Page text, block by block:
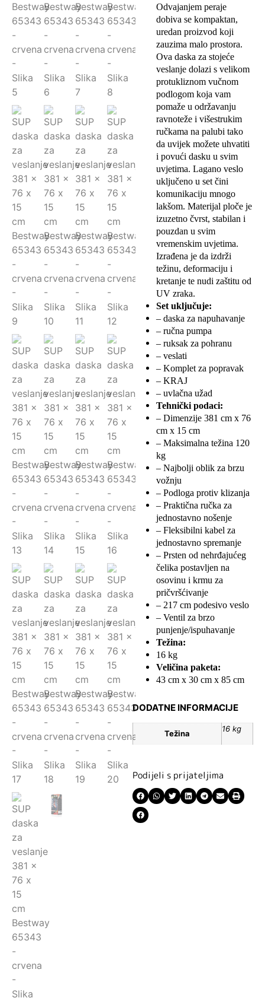
Odvajanjem peraje
dobiva se kompaktan,
uredan proizvod koji
zauzima malo prostora.
Ova daska za stojeće
veslanje dolazi s velikom
protukliznom vučnom
podlogom koja vam
pomaže u održavanju
ravnoteže i višestrukim
ručkama na palubi tako
da uvijek možete uhvatiti
i povući dasku u svim
uvjetima. Lagano veslo
uključeno u set čini
komunikaciju mnogo
lakšom. Materijal ploče je
izuzetno čvrst, stabilan i
pouzdan u svim
vremenskim uvjetima.
Izrađena je da izdrži
težinu, deformaciju i
kretanje te nudi zaštitu od
UV zraka.
Set uključuje:
– daska za napuhavanje
– ručna pumpa
– ruksak za pohranu
– veslati
– Komplet za popravak
– KRAJ
– uvlačna užad
Tehnički podaci:
– Dimenzije 381 cm x 76
cm x 15 cm
– Maksimalna težina 120
kg
– Najbolji oblik za brzu
vožnju
– Podloga protiv klizanja
– Praktična ručka za
jednostavno nošenje
– Fleksibilni kabel za
jednostavno spremanje
– Prsten od nehrđajućeg
čelika postavljen na
osovinu i krmu za
pričvršćivanje
– 217 cm podesivo veslo
– Ventil za brzo
punjenje/ispuhavanje
Težina:
16 kg
Veličina paketa:
43 cm x 30 cm x 85 cm
DODATNE INFORMACIJE
Težina 16 kg
Podijeli s prijateljima